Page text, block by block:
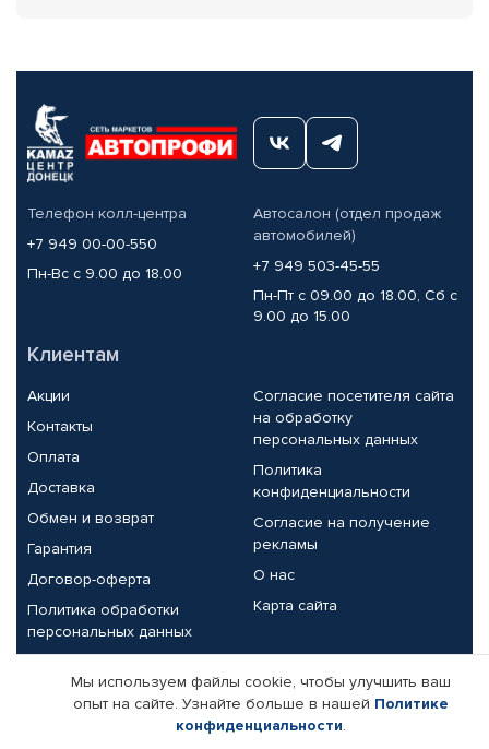
Телефон колл-центра
+7 949 00-00-550
Пн-Вс с 9.00 до 18.00
Автосалон (отдел продаж
автомобилей)
+7 949 503-45-55
Пн-Пт с 09.00 до 18.00, Сб с
9.00 до 15.00
Клиентам
Акции
Контакты
Оплата
Доставка
Обмен и возврат
Гарантия
Договор-оферта
Политика обработки
персональных данных
Согласие посетителя сайта
на обработку
персональных данных
Политика
конфиденциальности
Согласие на получение
рекламы
О нас
Карта сайта
Партнерам
Корпоративным клиентам
Реквизиты компании
Мы используем файлы cookie, чтобы улучшить ваш
опыт на сайте. Узнайте больше в нашей Политике
конфиденциальности.